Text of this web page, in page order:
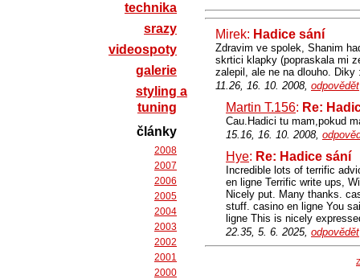
Mirek: Hadice sání
Zdravim ve spolek, Shanim
skrtici klapky (popraskala mi
zalepil, ale ne na dlouho. Diky
11.26, 16. 10. 2008, odpovědět
Martin T.156: Re:
Cau.Hadici tu mam,pokud
15.16, 16. 10. 2008,
Hye: Re: Hadice sání
Incredible lots of terrific
en ligne Terrific write ups,
Nicely put. Many thanks.
stuff. casino en ligne You
ligne This is nicely
22.35, 5. 6. 2025, odpovědět
technika
srazy
videospoty
galerie
styling a
tuning
články
2008
2007
2006
2005
2004
2003
2002
2001
2000